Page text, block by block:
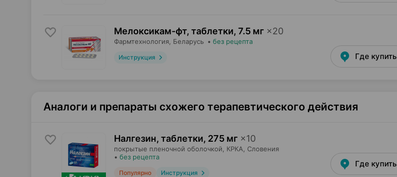
Мелоксикам-фт, таблетки, 7.5 мг ×20
Фармтехнология , Беларусь • без рецепта
Инструкция Где купить
Аналоги и препараты схожего терапевтического действия
Налгезин, таблетки, 275 мг ×10
покрытые пленочной оболочкой, КРКА , Словения
• без рецепта
Популярно Инструкция
Где купить